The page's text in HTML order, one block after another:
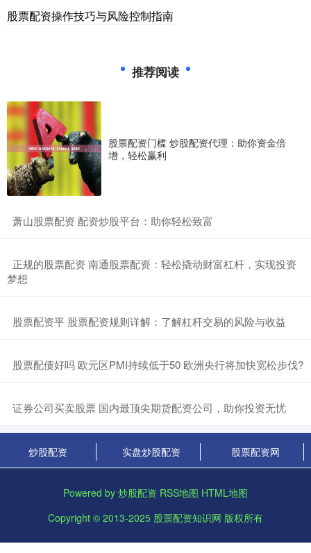
股票配资操作技巧与风险控制指南
推荐阅读
股票配资门槛 炒股配资代理：助你资金倍
增，轻松赢利
​萧山股票配资 配资炒股平台：助你轻松致富
​正规的股票配资 南通股票配资：轻松撬动财富杠杆，实现投资
梦想
​股票配资平 股票配资规则详解：了解杠杆交易的风险与收益
​股票配债好吗 欧元区PMI持续低于50 欧洲央行将加快宽松步伐?
​证券公司买卖股票 国内最顶尖期货配资公司，助你投资无忧
炒股配资 实盘炒股配资 股票配资网
Powered by 炒股配资 RSS地图 HTML地图
Copyright © 2013-2025 股票配资知识网 版权所有